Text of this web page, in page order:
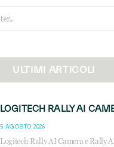
ULTIMI ARTICOLI
5 AGOSTO 2026